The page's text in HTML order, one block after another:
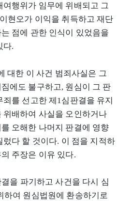
여행위가 임무에 위배되고 그
현오가 이익을 취득하고 재단
점에 관한 인식이 있었음을
다.
대한 이 사건 범죄사실은 그
에도 불구하고, 원심이 그 판
를 선고한 제1심판결을 유지
위배하여 사실을 오인하거나
오해한 나머지 판결에 영향
렀다 할 것이다. 이 점을 지적하
주장은 이유 있다.
을 파기하고 사건을 다시 심
하여 원심법원에 환송하기로